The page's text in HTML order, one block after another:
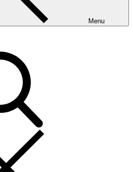
Menu